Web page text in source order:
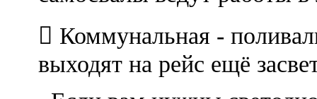
 Коммунальная -
выходят на рейс ещё